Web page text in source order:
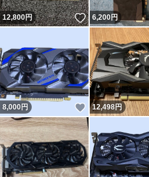
12,800円 いいね！
6,200円
8,000円 いいね！
12,498円